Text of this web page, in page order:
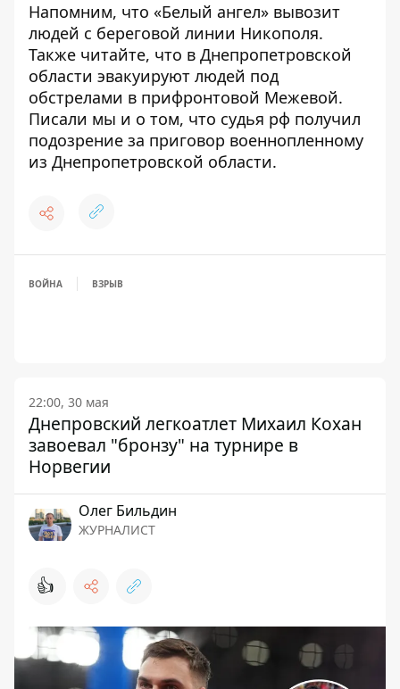
Напомним, что «Белый ангел» вывозит
людей с береговой линии Никополя.
Также читайте, что в Днепропетровской
области эвакуируют людей под
обстрелами в прифронтовой Межевой.
Писали мы и о том, что судья рф получил
подозрение за приговор военнопленному
из Днепропетровской области.
ВОЙНА ВЗРЫВ
22:00, 30 мая
Днепровский легкоатлет Михаил Кохан
завоевал "бронзу" на турнире в
Норвегии
Олег Бильдин
ЖУРНАЛИСТ
👍